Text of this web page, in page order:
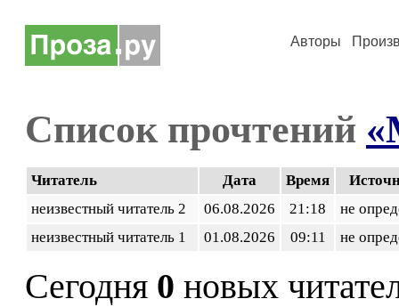
Авторы
Список прочтений
Читатель Дата Время
неизвестный читатель 2
06.08.2026 21:18
не
неизвестный читатель 1
01.08.2026 09:11 не
Сегодня 0 новых